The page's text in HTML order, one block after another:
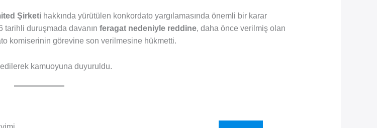
Şirketihakkında yürütülen konkordato yargılamasında önemli bir karar
tarihli duruşmada davanın feragat nedeniyle reddine, daha önce verilmiş olan
komiserinin görevine son verilmesine hükmetti.
kamuoyuna duyuruldu.